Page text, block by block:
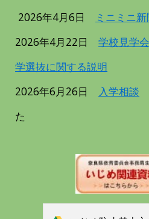
2026年4月6日
ミニミニ
2026年4月22日学校見学
学選抜に関する説明
2026年6月26日 入学相談
た